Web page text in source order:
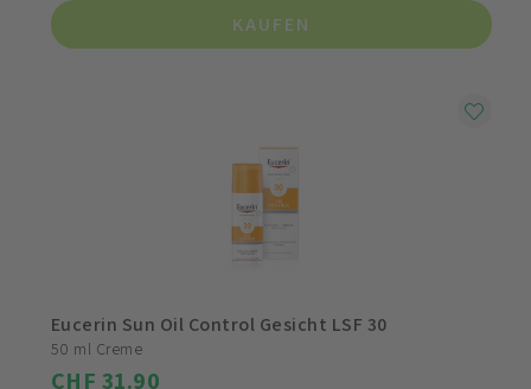
KAUFEN
Eucerin Sun Oil Control Gesicht LSF 30
50 ml Creme
CHF 31.90